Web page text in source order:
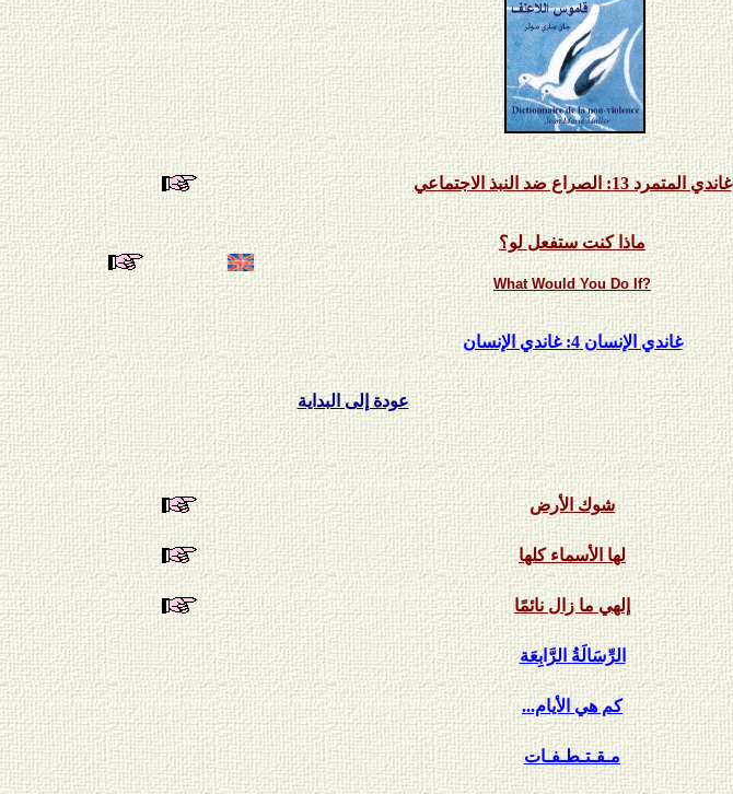
غاندي المتمرد 13: الصراع ضد النبذ الاجتماعي
ماذا كنت ستفعل لو؟
What Would You Do If?
غاندي الإنسان 4: غاندي الإنسان
عودة إلى البداية
شوك الأرض
لها الأسماء كلها
إلهي ما زال نائمًا
الرِّسَالَةُ الرَّابِعَة
كم هي الأيام...
مـقـتـطـفـات